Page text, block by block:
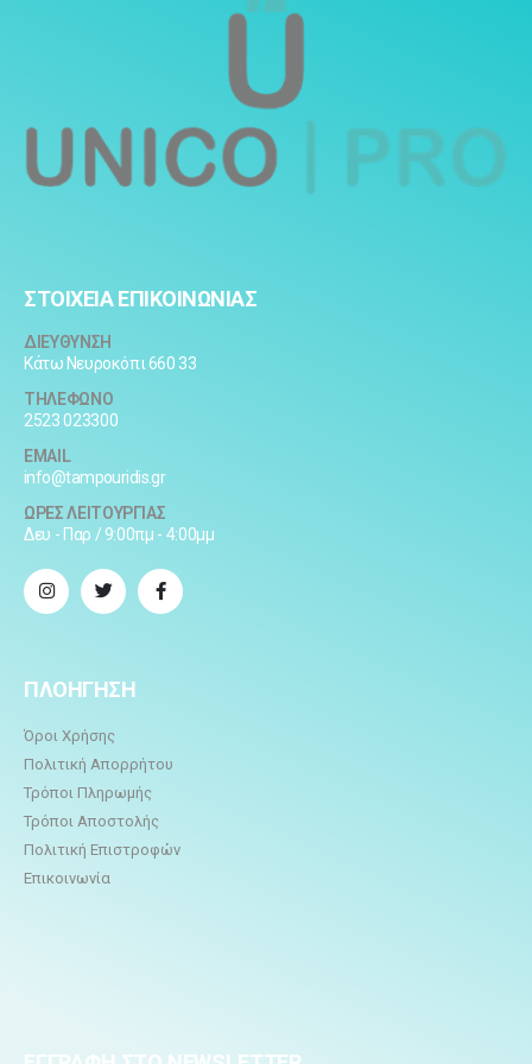
ΣΤΟΙΧΕΙΑ ΕΠΙΚΟΙΝΩΝΙΑΣ
ΔΙΕΥΘΥΝΣΗ
Κάτω Νευροκόπι 660 33
ΤΗΛΕΦΩΝΟ
2523 023300
EMAIL
info@tampouridis.gr
ΩΡΕΣ ΛΕΙΤΟΥΡΓΙΑΣ
Δευ - Παρ / 9:00πμ - 4:00μμ
ΠΛΟΗΓΗΣΗ
Όροι Χρήσης
Πολιτική Απορρήτου
Τρόποι Πληρωμής
Τρόποι Αποστολής
Πολιτική Επιστροφών
Επικοινωνία